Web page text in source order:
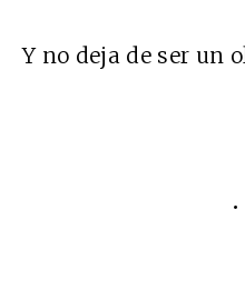
Y no deja de ser un